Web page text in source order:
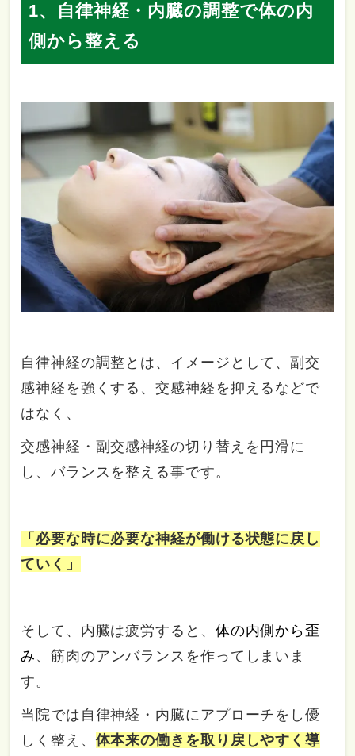
1、自律神経・内臓の調整で体の内
側から整える
自律神経の調整とは、イメージとして、副交
感神経を強くする、交感神経を抑えるなどで
はなく、
交感神経・副交感神経の切り替えを円滑に
し、バランスを整える事です。
「必要な時に必要な神経が働ける状態に戻し
ていく」
そして、内臓は疲労すると、 体の内側から歪
み 、筋肉のアンバランスを作ってしまいま
す。
当院では自律神経・内臓にアプローチをし優
しく整え、 体本来の働きを取り戻しやすく導